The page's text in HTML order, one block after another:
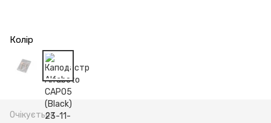
Колір
Очікується